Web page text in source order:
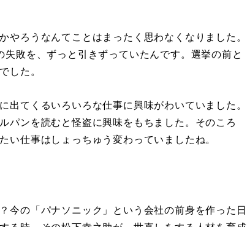
ろうなんてことはまったく思わなくなりました。
敗を、ずっと引きずっていたんです。選挙の前と
した。
てくるいろいろな仕事に興味がわいていました。
パンを読むと怪盗に興味をもちました。そのころ
い仕事はしょっちゅう変わっていましたね。
の「パナソニック」という会社の前身を作った日